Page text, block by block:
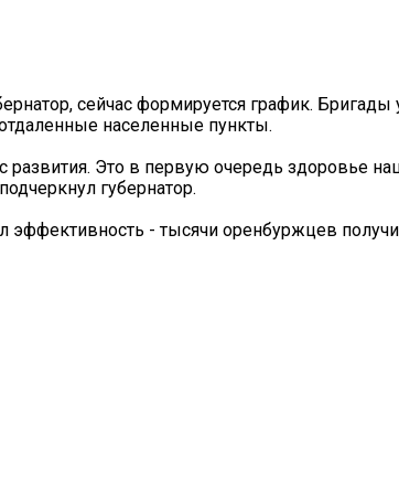
сейчас формируется график. Бригады
населенные пункты.
Это в первую очередь здоровье
губернатор.
- тысячи оренбуржцев